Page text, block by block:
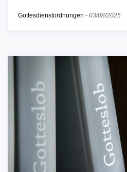
Gottesdienstordnungen - 03/08/2025